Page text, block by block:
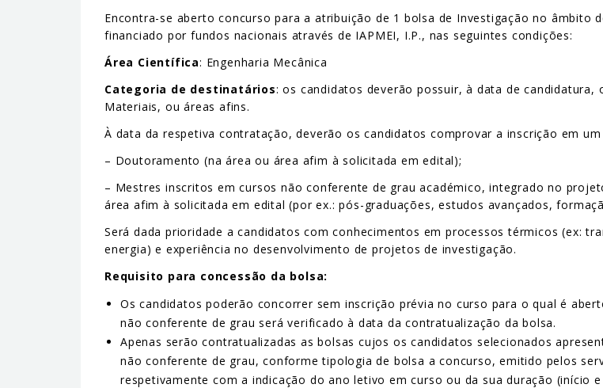
Encontra-se aberto concurso para a atribuição de 1 bolsa de Investigação no âmbito
financiado por fundos nacionais através de IAPMEI, I.P., nas seguintes condições:
Área Científica: Engenharia Mecânica
Categoria de destinatários: os candidatos deverão possuir, à data de candidatura,
Materiais, ou áreas afins.
À data da respetiva contratação, deverão os candidatos comprovar a inscrição em
– Doutoramento (na área ou área afim à solicitada em edital);
– Mestres inscritos em cursos não conferente de grau académico, integrado no
área afim à solicitada em edital (por ex.: pós-graduações, estudos avançados,
Será dada prioridade a candidatos com conhecimentos em processos térmicos (ex:
energia) e experiência no desenvolvimento de projetos de investigação.
Requisito para concessão da bolsa:
Os candidatos poderão concorrer sem inscrição prévia no curso para o qual é
não conferente de grau será verificado à data da contratualização da bolsa.
Apenas serão contratualizadas as bolsas cujos os candidatos selecionados
não conferente de grau, conforme tipologia de bolsa a concurso, emitido pelos
respetivamente com a indicação do ano letivo em curso ou da sua duração (início